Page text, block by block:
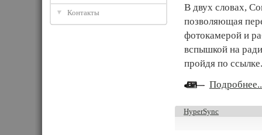
Контакты
В двух словах,
позволяющая
фотокамерой и
вспышкой на
пройдя по
HyperSync